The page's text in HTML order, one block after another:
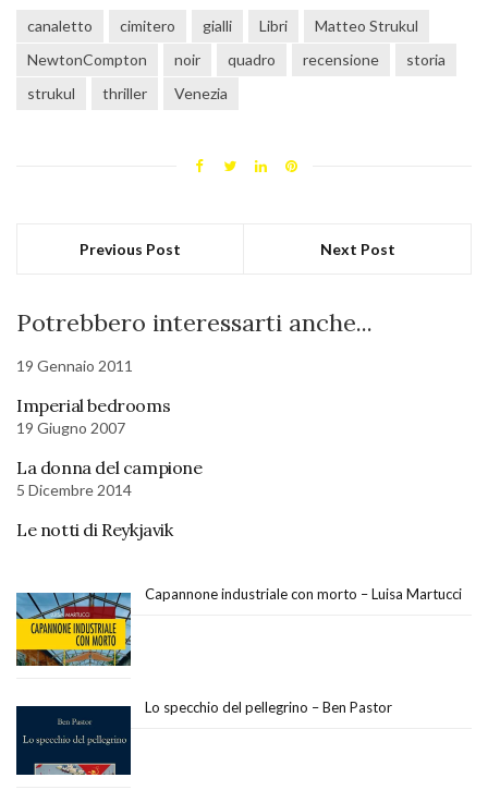
canaletto cimitero gialli Libri
Matteo Strukul
NewtonCompton
noir quadro recensione
storia
strukul
thriller Venezia
Previous Post Next Post
Potrebbero interessarti anche...
19 Gennaio 2011
Imperial bedrooms
19 Giugno 2007
La donna del campione
5 Dicembre 2014
Le notti di Reykjavik
Capannone industriale con morto – Luisa Martucci
Lo specchio del pellegrino – Ben Pastor